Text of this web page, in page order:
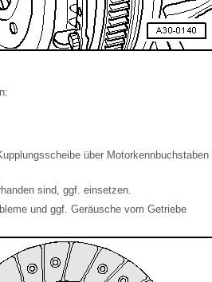
über Motorkennbuchstaben
sind, ggf. einsetzen.
und ggf. Geräusche vom Getriebe